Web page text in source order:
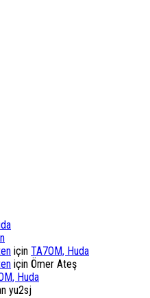
için TA7OM, Huda
için Ömer Ateş
Huda
yu2sj